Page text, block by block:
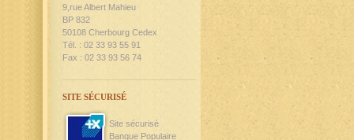
9,rue Albert Mahieu
BP 832
50108 Cherbourg Cedex
Tél. : 02 33 93 55 91
Fax : 02 33 93 56 74
SITE SÉCURISÉ
Site sécurisé
Banque Populaire